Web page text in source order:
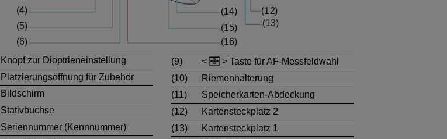
Knopf zur Dioptrieneinstellung
Platzierungsöffnung für Zubehör
Bildschirm
Stativbuchse
Seriennummer (Kennnummer)
(9)
Taste für AF-Messfeldwahl
(10)
Riemenhalterung
(11)
Speicherkarten-Abdeckung
(12)
Kartensteckplatz 2
(13)
Kartensteckplatz 1